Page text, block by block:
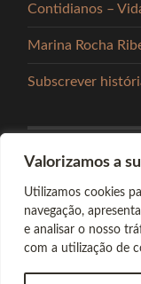
Valorizamos a
Utilizamos cookies
navegação,
e analisar o nosso
com a utilização de
Contidianos –
Marina Rocha
Subscrever